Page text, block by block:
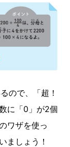
ので、「超！
に「0」が2個
ワザを使っ
ましょう！